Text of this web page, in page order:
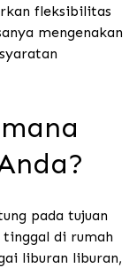
fleksibilitas
mengenakan
pada tujuan
tinggal di rumah
liburan liburan,